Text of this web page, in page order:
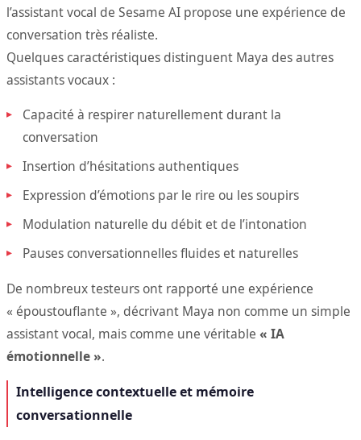
l’assistant vocal de Sesame AI propose une expérience de
conversation très réaliste.
Quelques caractéristiques distinguent Maya des autres
assistants vocaux :
Capacité à respirer naturellement durant la
conversation
Insertion d’hésitations authentiques
Expression d’émotions par le rire ou les soupirs
Modulation naturelle du débit et de l’intonation
Pauses conversationnelles fluides et naturelles
De nombreux testeurs ont rapporté une expérience
« époustouflante », décrivant Maya non comme un simple
assistant vocal, mais comme une véritable « IA
émotionnelle ».
Intelligence contextuelle et mémoire
conversationnelle